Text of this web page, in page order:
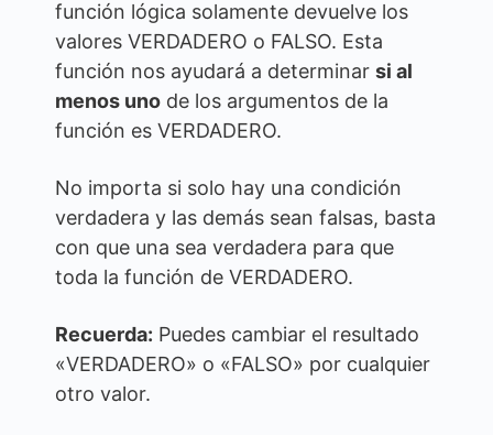
función lógica solamente devuelve los
valores VERDADERO o FALSO. Esta
función nos ayudará a determinar si al
menos uno de los argumentos de la
función es VERDADERO.
No importa si solo hay una condición
verdadera y las demás sean falsas, basta
con que una sea verdadera para que
toda la función de VERDADERO.
Recuerda: Puedes cambiar el resultado
«VERDADERO» o «FALSO» por cualquier
otro valor.